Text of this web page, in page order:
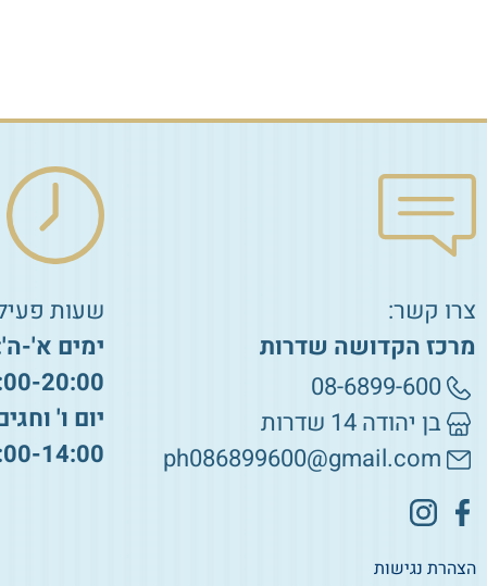
צרו קשר:
מרכז הקדושה שדרות
08-6899-600
בן יהודה 14 שדרות
ph086899600@gmail.com
הצהרת נגישות
שעות
ימים א'-
20:00
יום ו'
14:00